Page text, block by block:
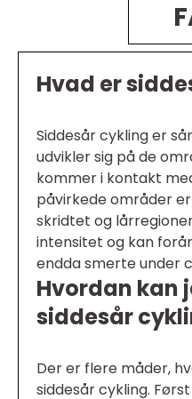
Hvad er
Siddesår cykling er
udvikler sig på de
kommer i kontakt
påvirkede områder
skridtet og
intensitet og kan
endda smerte under
Hvordan kan
siddesår
Der er flere måder,
siddesår cykling.